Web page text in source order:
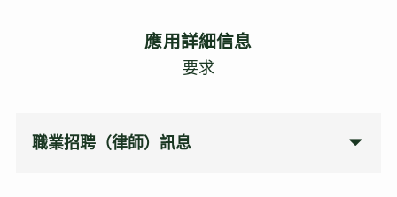
應用詳細信息
要求
職業招聘（律師）訊息